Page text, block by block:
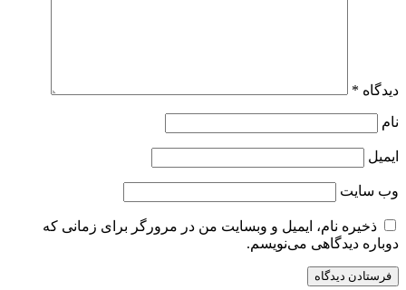
دیدگاه *
نام
ایمیل
وب‌ سایت
ذخیره نام، ایمیل و وبسایت من در مرورگر برای زمانی که
دوباره دیدگاهی می‌نویسم.